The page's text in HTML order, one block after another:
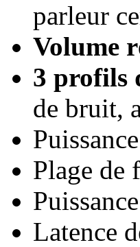
parleur
Volume
3 profils
de bruit,
Plage de
Latence